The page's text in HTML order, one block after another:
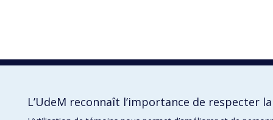
L’UdeM reconnaît l’importance de respecter